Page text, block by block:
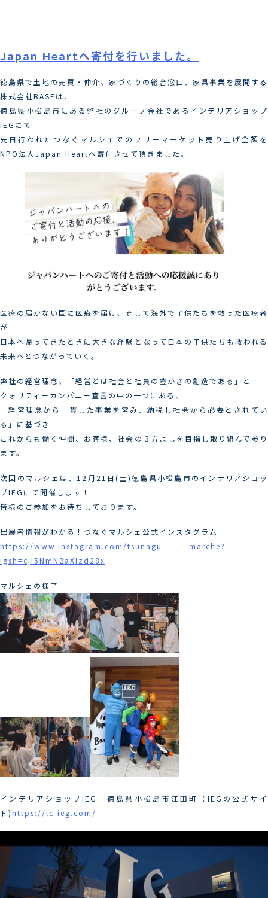
Japan Heartへ寄付を行いました。
徳島県で土地の売買・仲介、家づくりの総合窓口、家具事業を展開する
株式会社BASEは、
徳島県小松島市にある弊社のグループ会社であるインテリアショップ
IEGにて
先日行われたつなぐマルシェでのフリーマーケット売り上げ全額を
NPO法人Japan Heartへ寄付させて頂きました。
医療の届かない国に医療を届け、そして海外で子供たちを救った医療者
が
日本へ帰ってきたときに大きな経験となって日本の子供たちも救われる
未来へとつながっていく。
弊社の経営理念、「経営とは社会と社員の豊かさの創造である」と
クォリティーカンパニー宣言の中の一つにある、
「経営理念から一貫した事業を営み、納税し社会から必要とされてい
る」に基づき
これからも働く仲間、お客様、社会の３方よしを目指し取り組んで参り
ます。
次回のマルシェは、12月21日(土)徳島県小松島市のインテリアショッ
プIEGにて開催します！
皆様のご参加をお待ちしております。
出展者情報がわかる！つなぐマルシェ公式インスタグラム
https://www.instagram.com/tsunagu_____marche?
igsh=cjI5NmN2aXIzd28x
マルシェの様子
インテリアショップIEG 徳島県小松島市江田町（IEGの公式サイ
ト)https://lc-ieg.com/